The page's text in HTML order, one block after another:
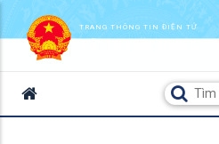
TRANG THÔNG TIN ĐIỆN TỬ